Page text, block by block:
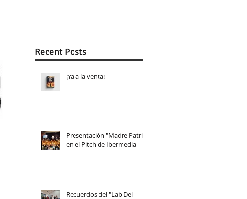
Recent Posts
¡Ya a la venta!
Presentación "Madre Patria"
en el Pitch de Ibermedia
Recuerdos del "Lab Del